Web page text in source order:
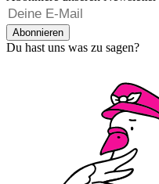
Abonnieren
Du hast uns was zu sagen?